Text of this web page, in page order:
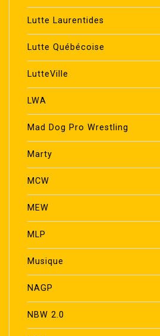
Lutte Laurentides
Lutte Québécoise
LutteVille
LWA
Mad Dog Pro Wrestling
Marty
MCW
MEW
MLP
Musique
NAGP
NBW 2.0